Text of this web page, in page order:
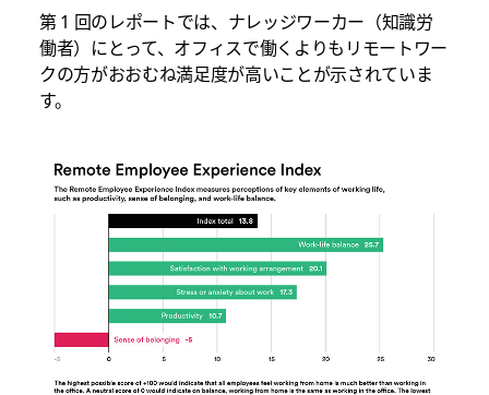
第 1 回のレポートでは、ナレッジワーカー（知識労
働者）にとって、オフィスで働くよりもリモートワー
クの方がおおむね満足度が高いことが示されていま
す。